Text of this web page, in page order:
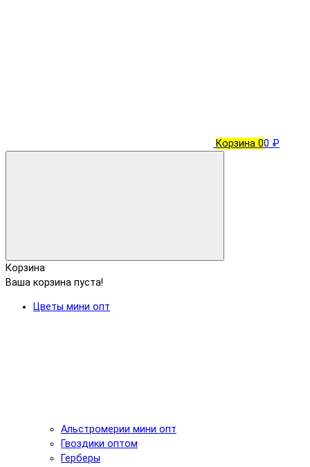
Корзина 00 ₽
Корзина
Ваша корзина пуста!
Цветы мини опт
Альстромерии мини опт
Гвоздики оптом
Герберы